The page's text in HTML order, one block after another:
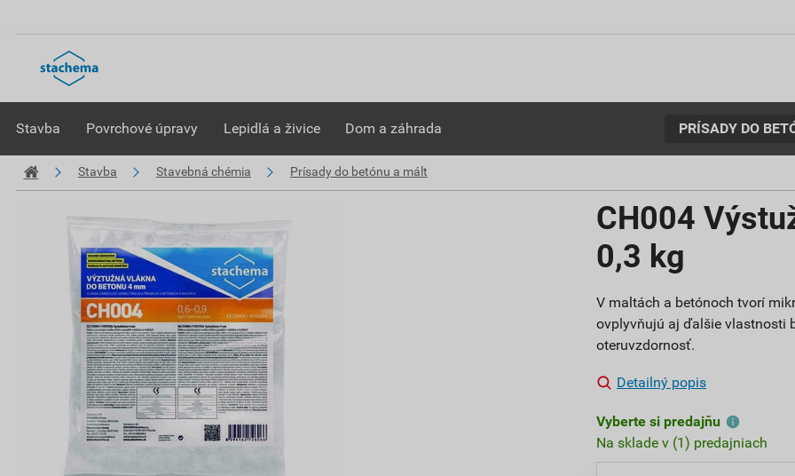
Stavba Povrchové úpravy Lepidlá a živice Dom a záhrada PRÍSADY DO
Stavba Stavebná chémia Prísady do betónu a mált
CH004
0,3 kg
V maltách a betónoch tvorí
ovplyvňujú aj ďalšie vlastnosti
oteruvzdornosť.
Detailný popis
Vyberte si predajňu
Na sklade v (1) predajniach